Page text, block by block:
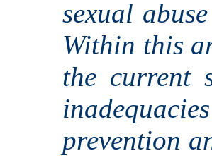
sexual
Within this
the current
prevention